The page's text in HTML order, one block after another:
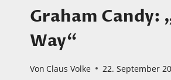
Graham Candy:
Way“
Von Claus Volke 22. September